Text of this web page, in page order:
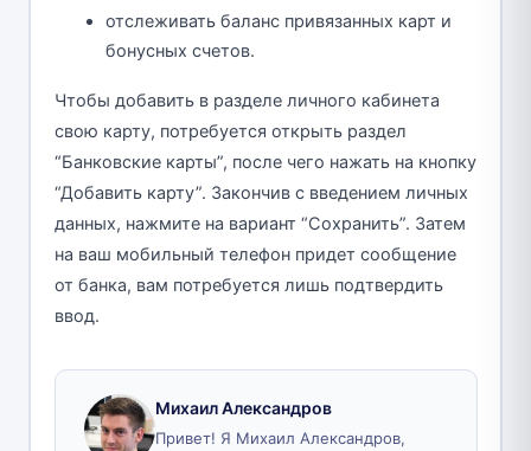
отслеживать баланс привязанных карт и
бонусных счетов.
Чтобы добавить в разделе личного кабинета
свою карту, потребуется открыть раздел
“Банковские карты”, после чего нажать на кнопку
“Добавить карту”. Закончив с введением личных
данных, нажмите на вариант “Сохранить”. Затем
на ваш мобильный телефон придет сообщение
от банка, вам потребуется лишь подтвердить
ввод.
Михаил Александров
Привет! Я Михаил Александров,